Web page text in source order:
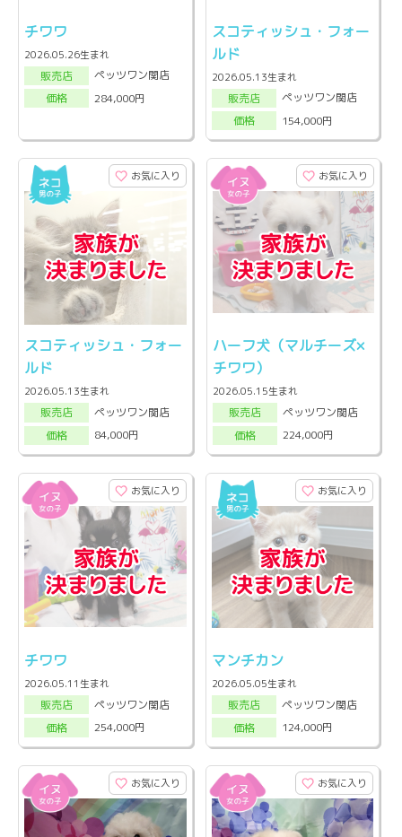
チワワ
2026.05.26生まれ
販売店
ペッツワン関店
価格
284,000円
スコティッシュ・フォー
ルド
2026.05.13生まれ
販売店
ペッツワン関店
価格
154,000円
お気に入り
スコティッシュ・フォー
ルド
2026.05.13生まれ
販売店
ペッツワン関店
価格
84,000円
お気に入り
ハーフ犬（マルチーズ×
チワワ）
2026.05.15生まれ
販売店
ペッツワン関店
価格
224,000円
お気に入り
チワワ
2026.05.11生まれ
販売店
ペッツワン関店
価格
254,000円
お気に入り
マンチカン
2026.05.05生まれ
販売店
ペッツワン関店
価格
124,000円
お気に入り お気に入り